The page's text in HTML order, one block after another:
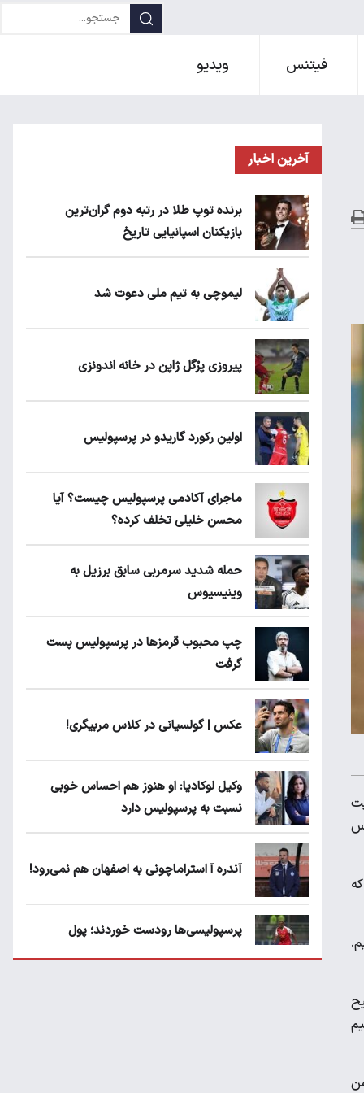
فیتنس ویدیو
آخرین اخبار
برنده توپ طلا در رتبه دوم گران‌ترین
بازیکنان اسپانیایی تاریخ
لیموچی به تیم ملی دعوت شد
پیروزی پرُگل ژاپن در خانه اندونزی
اولین رکورد گاریدو در پرسپولیس
ماجرای آکادمی پرسپولیس چیست؟ آیا
محسن خلیلی تخلف کرده؟
حمله شدید سرمربی سابق برزیل به
وینیسیوس
چپ محبوب قرمزها در پرسپولیس پست
گرفت
عکس | گولسیانی در کلاس مربیگری!
وکیل لوکادیا: او هنوز هم احساس خوبی
نسبت به پرسپولیس دارد
آندره آ استراماچونی به اصفهان هم نمی‌رود!
پرسپولیسی‌ها رودست خوردند؛ پول